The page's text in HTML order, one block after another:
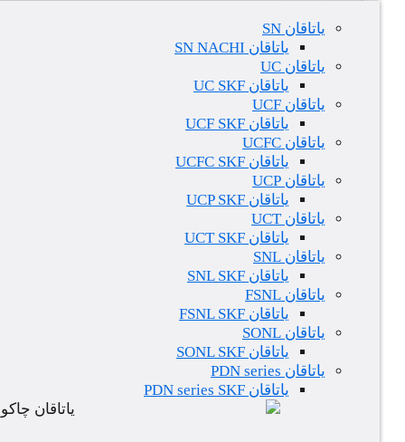
یاتاقان SN
یاتاقان SN NACHI
یاتاقان UC
یاتاقان UC SKF
یاتاقان UCF
یاتاقان UCF SKF
یاتاقان UCFC
یاتاقان UCFC SKF
یاتاقان UCP
یاتاقان UCP SKF
یاتاقان UCT
یاتاقان UCT SKF
یاتاقان SNL
یاتاقان SNL SKF
یاتاقان FSNL
یاتاقان FSNL SKF
یاتاقان SONL
یاتاقان SONL SKF
یاتاقان PDN series
یاتاقان PDN series SKF